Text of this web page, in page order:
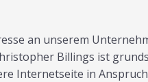
an unserem
Billings ist
Internetseite in